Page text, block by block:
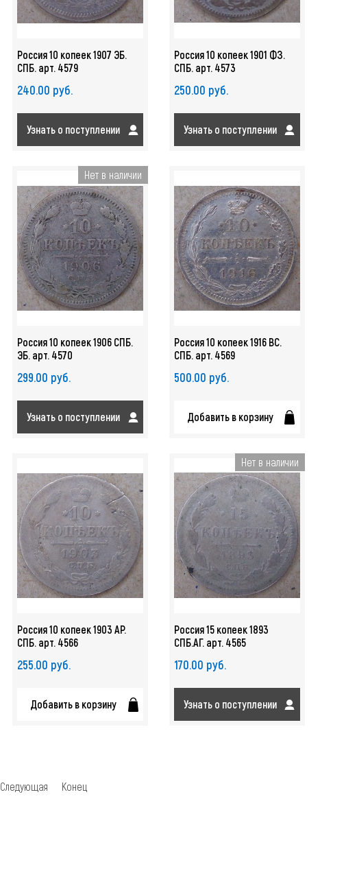
Россия 10 копеек 1907 ЭБ.
СПБ. арт. 4579
240.00 руб.
Узнать о поступлении
Россия 10 копеек 1901 ФЗ.
СПБ. арт. 4573
250.00 руб.
Узнать о поступлении
Нет в наличии
Россия 10 копеек 1906 СПБ.
ЭБ. арт. 4570
299.00 руб.
Узнать о поступлении
Россия 10 копеек 1916 ВС.
СПБ. арт. 4569
500.00 руб.
Добавить в корзину
Россия 10 копеек 1903 АР.
СПБ. арт. 4566
255.00 руб.
Добавить в корзину
Нет в наличии
Россия 15 копеек 1893
СПБ.АГ. арт. 4565
170.00 руб.
Узнать о поступлении
Следующая Конец